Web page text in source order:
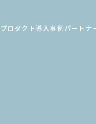
プロダクト導入事例パートナ